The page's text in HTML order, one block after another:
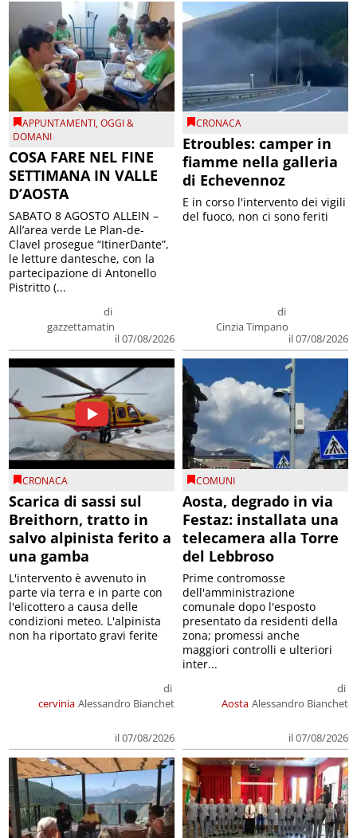
APPUNTAMENTI,OGGI &
DOMANI
COSA FARE NEL FINE
SETTIMANA IN VALLE
D’AOSTA
di
gazzettamatin
il 07/08/2026
SABATO 8 AGOSTO ALLEIN –
All’area verde Le Plan-de-
Clavel prosegue “ItinerDante”,
le letture dantesche, con la
partecipazione di Antonello
Pistritto (...
CRONACA
Etroubles: camper in
fiamme nella galleria
di Echevennoz
di
Cinzia Timpano
il 07/08/2026
E in corso l'intervento dei vigili
del fuoco, non ci sono feriti
CRONACA
Scarica di sassi sul
Breithorn, tratto in
salvo alpinista ferito a
una gamba
cervinia
di
Alessandro Bianchet
il 07/08/2026
L'intervento è avvenuto in
parte via terra e in parte con
l'elicottero a causa delle
condizioni meteo. L'alpinista
non ha riportato gravi ferite
COMUNI
Aosta, degrado in via
Festaz: installata una
telecamera alla Torre
del Lebbroso
Aosta
di
Alessandro Bianchet
il 07/08/2026
Prime contromosse
dell'amministrazione
comunale dopo l'esposto
presentato da residenti della
zona; promessi anche
maggiori controlli e ulteriori
inter...